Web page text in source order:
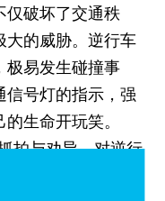
仅破坏了交通秩
大的威胁。逆行车
极易发生碰撞事
信号灯的指示，强
生命开玩笑。
拍与劝导，对逆行
形成强大的震慑